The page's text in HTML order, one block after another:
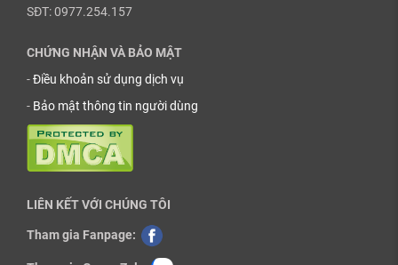
SĐT: 0977.254.157
CHỨNG NHẬN VÀ BẢO MẬT
-Điều khoản sử dụng dịch vụ
- Bảo mật thông tin người dùng
LIÊN KẾT VỚI CHÚNG TÔI
Tham gia Fanpage: